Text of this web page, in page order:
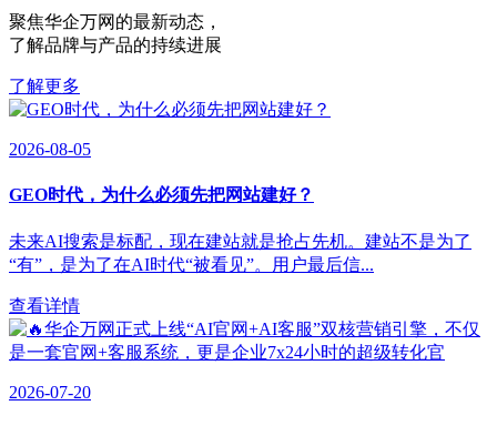
聚焦华企万网的最新动态 ，
了解品牌与产品的持续进展
了解更多
2026-08-05
GEO时代，为什么必须先把网站建好？
未来AI搜索是标配，现在建站就是抢占先机。建站不是为了
“有”，是为了在AI时代“被看见”。用户最后信...
查看详情
2026-07-20